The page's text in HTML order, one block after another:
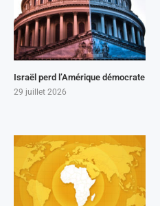
Israël perd l’Amérique démocrate
29 juillet 2026